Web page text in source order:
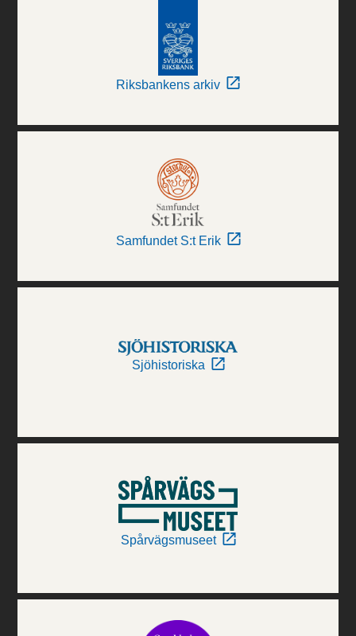
Riksbankens arkiv
Samfundet S:t Erik
Sjöhistoriska
Spårvägsmuseet